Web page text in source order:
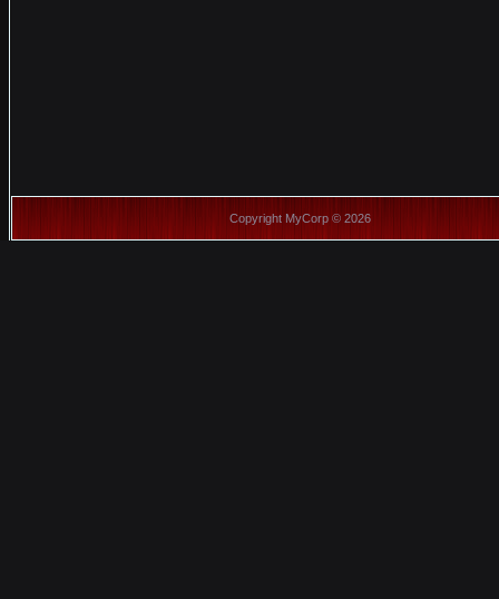
Copyright MyCorp © 2026